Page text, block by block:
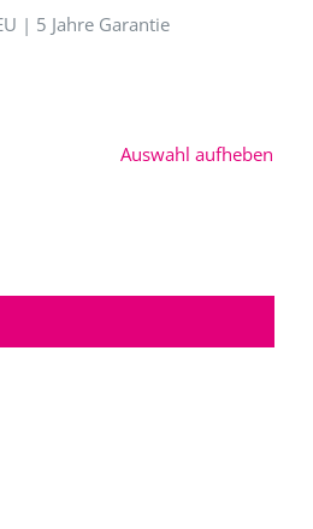
| 5 Jahre Garantie
Auswahl aufheben